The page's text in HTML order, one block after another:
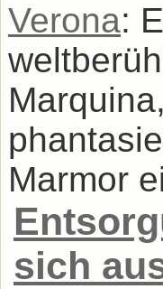
Verona:
Marmor
sich